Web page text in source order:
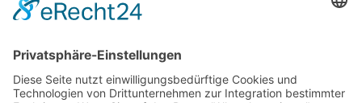
RLSO Minikalender